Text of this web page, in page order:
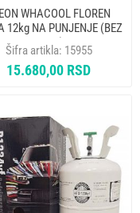
WHACOOL FLOREN
12kg NA PUNJENJE (BEZ
BOCE)
Šifra artikla: 15955
15.680,00 RSD